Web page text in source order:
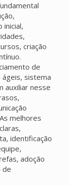
inicial,
criação
de
sistema
auxiliar nesse
melhores
identificação
adoção
de